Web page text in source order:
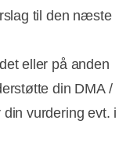
til den næste
eller på anden
din DMA /
vurdering evt. i